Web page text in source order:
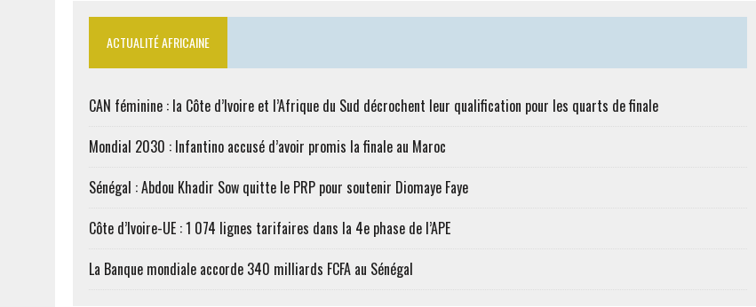
ACTUALITÉ AFRICAINE
CAN féminine : la Côte d’Ivoire et l’Afrique du Sud décrochent leur qualification pour les quarts de finale
Mondial 2030 : Infantino accusé d’avoir promis la finale au Maroc
Sénégal : Abdou Khadir Sow quitte le PRP pour soutenir Diomaye Faye
Côte d’Ivoire-UE : 1 074 lignes tarifaires dans la 4e phase de l’APE
La Banque mondiale accorde 340 milliards FCFA au Sénégal